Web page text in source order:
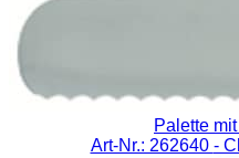
Palette
Art-Nr.: 262640 -